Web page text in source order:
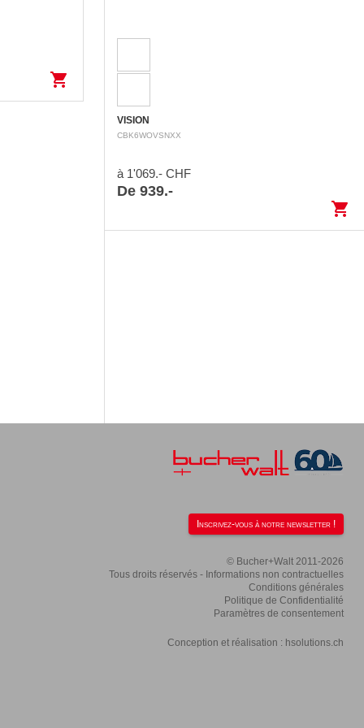
shopping_cart
VISION
CBK6WOVSNXX
à 1'069.- CHF
De 939.-
shopping_cart
Inscrivez-vous à notre newsletter !
© Bucher+Walt 2011-2026
Tous droits réservés - Informations non contractuelles
Conditions générales
Politique de Confidentialité
Paramètres de consentement
Conception et réalisation : hsolutions.ch